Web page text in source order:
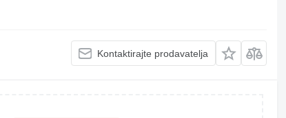
Kontaktirajte prodavatelja